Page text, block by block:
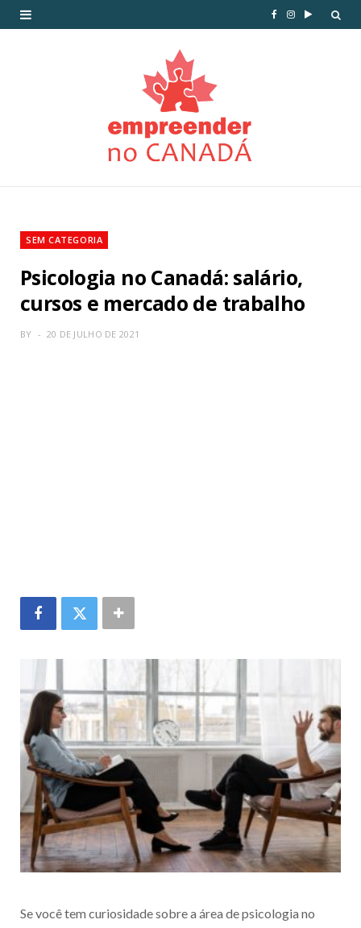
SEM CATEGORIA
Psicologia no Canadá: salário,
cursos e mercado de trabalho
BY 20 DE JULHO DE 2021
Se você tem curiosidade sobre a área de psicologia no